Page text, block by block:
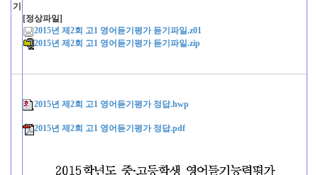
기
[정상파일]
2015년 제2회 고1 영어듣기평가 듣기파일.z01
2015년 제2회 고1 영어듣기평가 듣기파일.zip
2015년 제2회 고1 영어듣기평가 정답.hwp
2015년 제2회 고1 영어듣기평가 정답.pdf